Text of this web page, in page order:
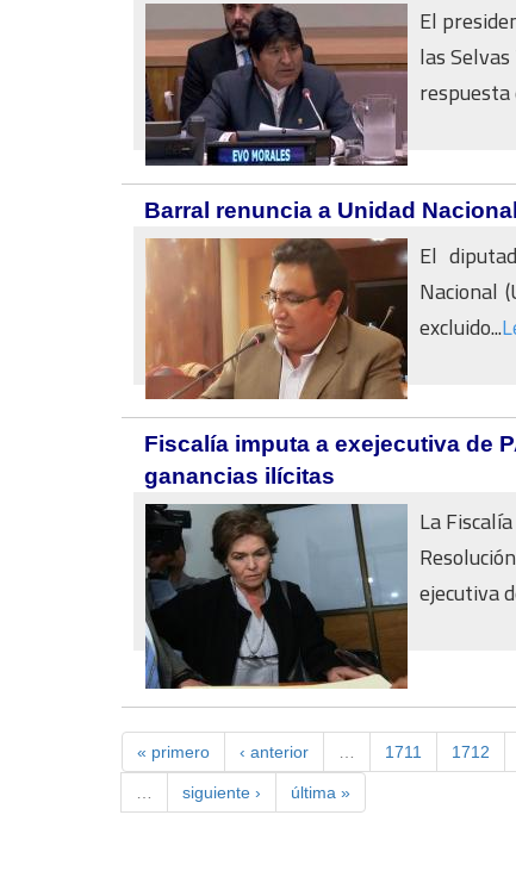
El
las
respuesta
Barral renuncia a Unidad
El
Nacional
excluido...
Fiscalía imputa a exejecutiva de
ganancias ilícitas
La
ejecutiva
« primero ‹ anterior 1711 1712
siguiente › última »